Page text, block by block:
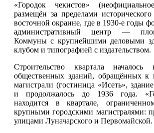
«Городок чекистов»
размещён за пределами
восточной окраине, где в 1930-е годы
административный центр —
Коммуны с крупнейшими деловыми
клубом и типографией с издательством.
Строительство квартала
общественных зданий, обращённых к
магистрали (гостиница «Исеть»,
и продолжалось до 1936 года.
находится в квартале,
крупными городскими магистралями:
улицами Луначарского и Первомайской.